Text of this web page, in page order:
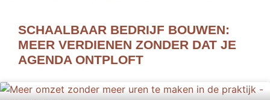
SCHAALBAAR BEDRIJF BOUWEN:
MEER VERDIENEN ZONDER DAT JE
AGENDA ONTPLOFT